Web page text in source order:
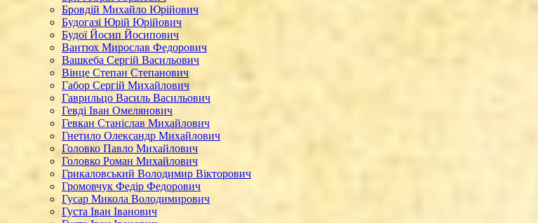
Бровдій Михайло Юрійович
Будогазі Юрій Юрійович
Будої Йосип Йосипович
Вантюх Мирослав Федорович
Вашкеба Сергій Васильович
Вінце Степан Степанович
Габор Сергій Михайлович
Гаврильцо Василь Васильович
Гевді Іван Омелянович
Гевкан Станіслав Михайлович
Гнетило Олександр Михайлович
Головко Павло Михайлович
Головко Роман Михайлович
Грикаловський Володимир Вікторович
Громовчук Федір Федорович
Гусар Микола Володимирович
Густа Іван Іванович